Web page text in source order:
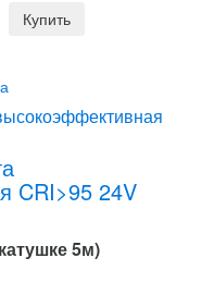
CRI>95 24V
5м)